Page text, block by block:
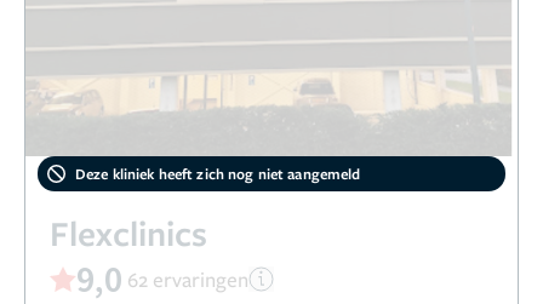
Deze kliniek heeft zich nog niet aangemeld
Flexclinics
9,0 62 ervaringen